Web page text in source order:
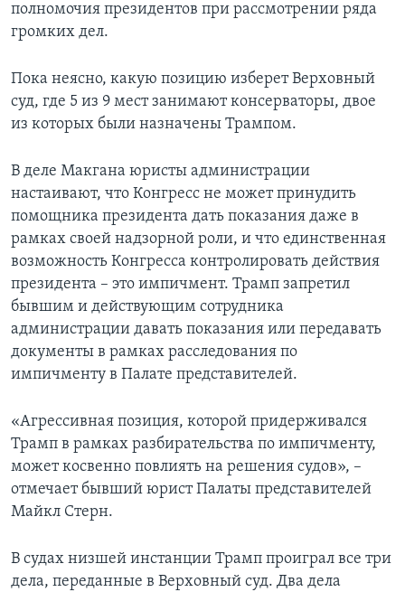
полномочия президентов при рассмотрении ряда
громких дел.
Пока неясно, какую позицию изберет Верховный
суд, где 5 из 9 мест занимают консерваторы, двое
из которых были назначены Трампом.
В деле Макгана юристы администрации
настаивают, что Конгресс не может принудить
помощника президента дать показания даже в
рамках своей надзорной роли, и что единственная
возможность Конгресса контролировать действия
президента – это импичмент. Трамп запретил
бывшим и действующим сотрудника
администрации давать показания или передавать
документы в рамках расследования по
импичменту в Палате представителей.
«Агрессивная позиция, которой придерживался
Трамп в рамках разбирательства по импичменту,
может косвенно повлиять на решения судов», –
отмечает бывший юрист Палаты представителей
Майкл Стерн.
В судах низшей инстанции Трамп проиграл все три
дела, переданные в Верховный суд. Два дела